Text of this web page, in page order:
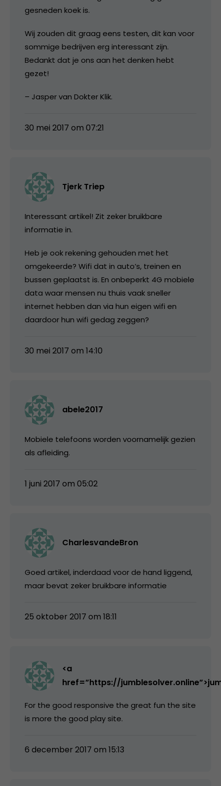
gesneden koek is.
Wij zouden dit graag eens testen, dit kan voor
sommige bedrijven erg interessant zijn.
Bedankt dat je ons aan het denken hebt
gezet!
– Jasper van Dokter Klik.
30 mei 2017 om 07:21
Tjerk Triep
Interessant artikel! Zit zeker bruikbare
informatie in.
Heb je ook rekening gehouden met het
omgekeerde? Wifi dat in auto’s, treinen en
bussen geplaatst is. En onbeperkt 4G mobiele
data waar mensen nu thuis vaak sneller
internet hebben dan via hun eigen wifi en
daardoor hun wifi gedag zeggen?
30 mei 2017 om 14:10
abele2017
Mobiele telefoons worden voornamelijk gezien
als afleiding.
1 juni 2017 om 05:02
CharlesvandeBron
Goed artikel, inderdaad voor de hand liggend,
maar bevat zeker bruikbare informatie
25 oktober 2017 om 18:11
<a
href=”https://
For the good responsive the great fun the site
is more the good play site.
6 december 2017 om 15:13